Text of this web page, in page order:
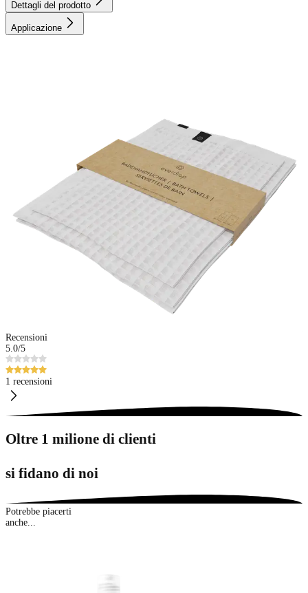
Dettagli del prodotto
Applicazione
Recensioni
5.0/5
1 recensioni
Oltre 1 milione di clienti
si fidano di noi
Potrebbe piacerti
anche...